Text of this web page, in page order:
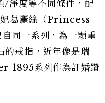
/淨度等不同條件，配
妃葛麗絲（Princess
同一系列，為一顆重
的戒指，近年像是瑞
1895系列作為訂婚鑽